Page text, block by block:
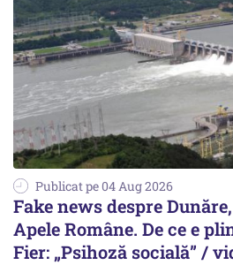
Publicat pe 04 Aug 2026
Fake news despre
Apele Române. De ce e
Fier: „Psihoză socială” /